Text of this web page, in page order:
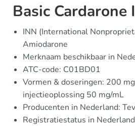
Basic
INN (International
Amiodarone
Merknaam beschikbaar in
ATC-code: C01BD01
Vormen & doseringen: 200
injectieoplossing 50 mg/mL
Producenten in Nederland:
Registratiestatus in